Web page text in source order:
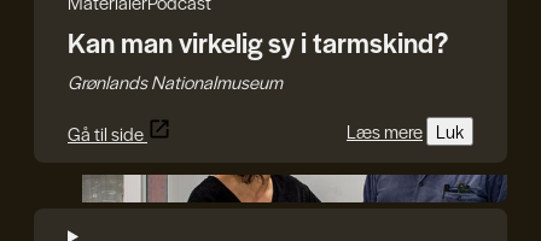
Kan man virkelig sy i tarmskind?
Grønlands Nationalmuseum
Gå til side
Læs mere Luk
Det Kongelige Akademi